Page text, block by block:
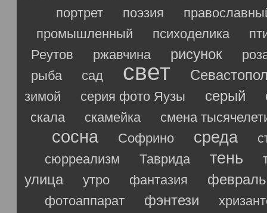
портрет
поэзия
промышленный
психоделика
Реутов
ржавчина рисунок
рыба
сад свет
зимой серия фото Яузы серый
скала скамейка смена
сосна Софрино среда
сюрреализм
Таврида тень
улица утро фантазия февраль
фотоаппарат фэнтези